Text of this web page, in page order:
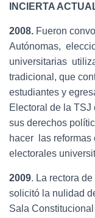
INCIERTA
2008. Fueron
Autónomas,
universitarias
tradicional, que
estudiantes y
Electoral de la
sus derechos
hacer las reformas
electorales
2009. La rectora
solicitó la nulidad
Sala